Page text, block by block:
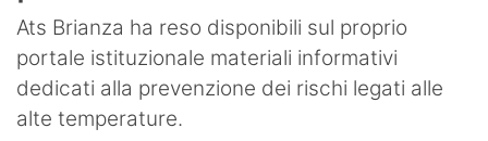
Ats Brianza ha reso disponibili sul proprio
portale istituzionale materiali informativi
dedicati alla prevenzione dei rischi legati alle
alte temperature.